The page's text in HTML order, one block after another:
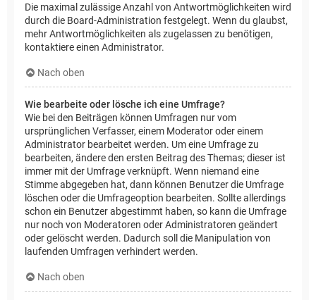
Die maximal zulässige Anzahl von Antwortmöglichkeiten wird
durch die Board-Administration festgelegt. Wenn du glaubst,
mehr Antwortmöglichkeiten als zugelassen zu benötigen,
kontaktiere einen Administrator.
Nach oben
Wie bearbeite oder lösche ich eine Umfrage?
Wie bei den Beiträgen können Umfragen nur vom
ursprünglichen Verfasser, einem Moderator oder einem
Administrator bearbeitet werden. Um eine Umfrage zu
bearbeiten, ändere den ersten Beitrag des Themas; dieser ist
immer mit der Umfrage verknüpft. Wenn niemand eine
Stimme abgegeben hat, dann können Benutzer die Umfrage
löschen oder die Umfrageoption bearbeiten. Sollte allerdings
schon ein Benutzer abgestimmt haben, so kann die Umfrage
nur noch von Moderatoren oder Administratoren geändert
oder gelöscht werden. Dadurch soll die Manipulation von
laufenden Umfragen verhindert werden.
Nach oben